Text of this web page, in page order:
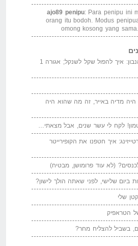
ajo89 penipu: Para penipu ini
orang itu bodoh. Modus
omong kosong yang
המדייה באייר הנבון: איך להפול שקל לשנקל; אגורה 1
היה מדיה באייר, זה מה שהוא היה
לקח לי עשר שנים, אבל מצאתי…
איך חטפנו את הקופירייטר
(לא עוד פרומושן, מבטיח)
ביום שלישי, לפני שאתה הולך לישון?
שלי
הטראפיק
בשביל להצליח מחר?